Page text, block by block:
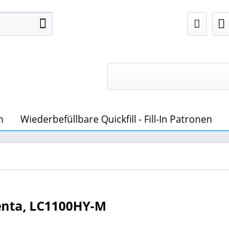
Wiederbefüllbare Quickfill - Fill-In Patronen
LC1100HY-M